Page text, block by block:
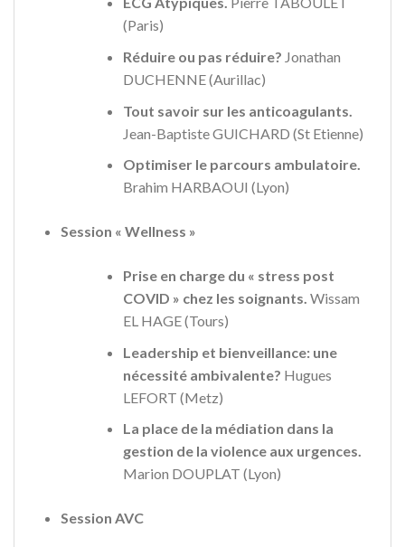
(Paris)
Réduire ou pas réduire? Jonathan
DUCHENNE (Aurillac)
Tout savoir sur les anticoagulants.
Jean-Baptiste GUICHARD (St Etienne)
Optimiser le parcours ambulatoire.
Brahim HARBAOUI (Lyon)
Session « Wellness »
Prise en charge du « stress post
COVID » chez les soignants. Wissam
EL HAGE (Tours)
Leadership et bienveillance: une
nécessité ambivalente? Hugues
LEFORT (Metz)
La place de la médiation dans la
gestion de la violence aux urgences.
Marion DOUPLAT (Lyon)
Session AVC